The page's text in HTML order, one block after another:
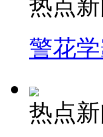
热点新
警花
热点